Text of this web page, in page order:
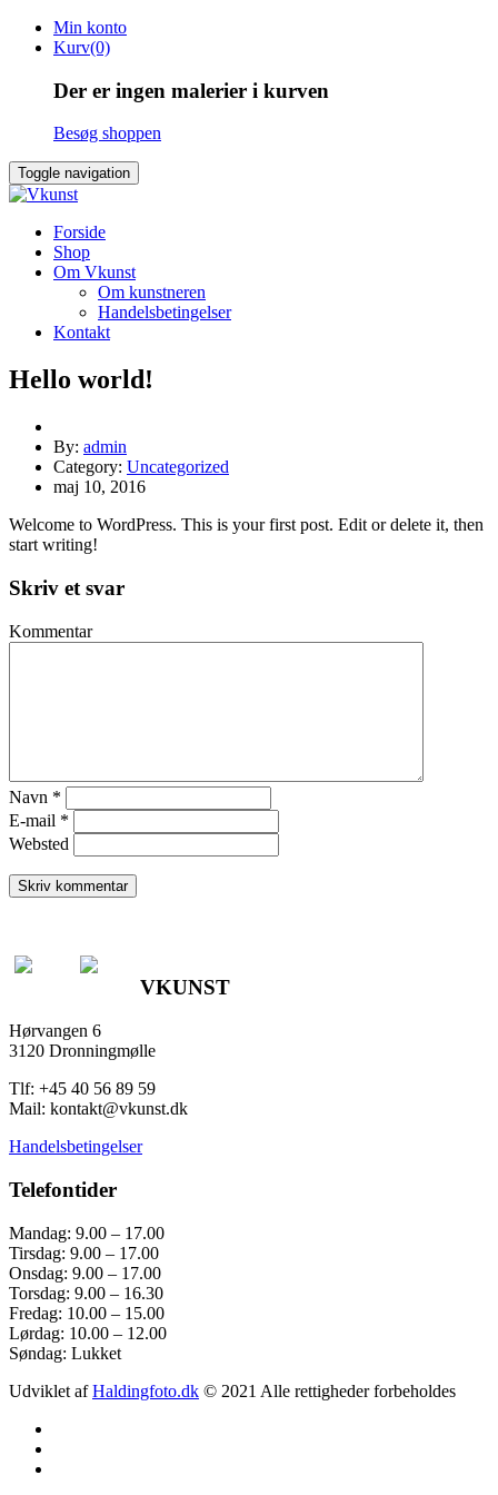
Skip
Min konto
Kurv(0)
Der er ingen malerier i kurven
Besøg shoppen
Toggle navigation
Forside
Shop
Om Vkunst
Om kunstneren
Handelsbetingelser
Kontakt
Hello world!
By: admin
Category: Uncategorized
maj 10, 2016
Welcome to WordPress. This is your first post. Edit or delete it, then
start writing!
Skriv et svar
Kommentar
Navn *
E-mail *
Websted
VKUNST
Hørvangen 6
3120 Dronningmølle
Tlf: +45 40 56 89 59
Mail: kontakt@vkunst.dk
Handelsbetingelser
Telefontider
Mandag: 9.00 – 17.00
Tirsdag: 9.00 – 17.00
Onsdag: 9.00 – 17.00
Torsdag: 9.00 – 16.30
Fredag: 10.00 – 15.00
Lørdag: 10.00 – 12.00
Søndag: Lukket
Udviklet afHaldingfoto.dk © 2021 Alle rettigheder forbeholdes